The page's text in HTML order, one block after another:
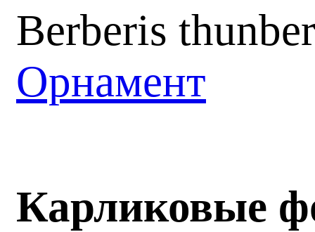
Berberis
Орнамент
Карликовые